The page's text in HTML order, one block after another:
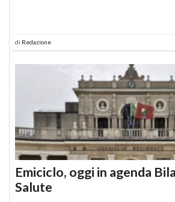
di Redazione
Emiciclo, oggi in agenda
Salute